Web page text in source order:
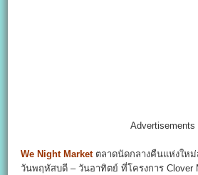
Advertisements
We Night Marketตลาดนัดกลางคืนแห่งใหม่
วันพฤหัสบดี – วันอาทิตย์ ที่โครงการ Clover